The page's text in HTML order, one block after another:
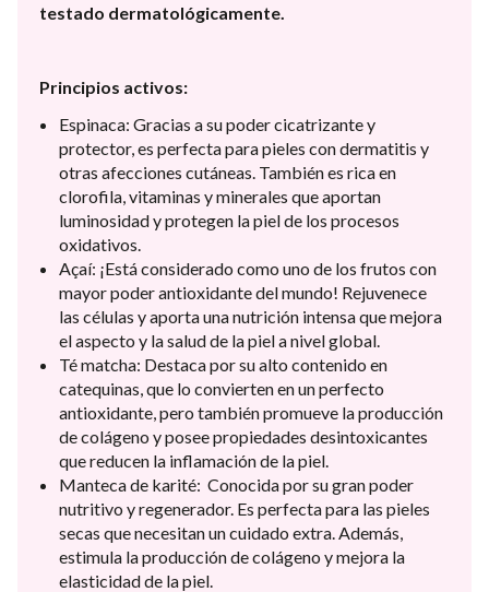
testado dermatológicamente.
Principios activos:
Espinaca: Gracias a su poder cicatrizante y
protector, es perfecta para pieles con dermatitis y
otras afecciones cutáneas. También es rica en
clorofila, vitaminas y minerales que aportan
luminosidad y protegen la piel de los procesos
oxidativos.
Açaí: ¡Está considerado como uno de los frutos con
mayor poder antioxidante del mundo! Rejuvenece
las células y aporta una nutrición intensa que mejora
el aspecto y la salud de la piel a nivel global.
Té matcha: Destaca por su alto contenido en
catequinas, que lo convierten en un perfecto
antioxidante, pero también promueve la producción
de colágeno y posee propiedades desintoxicantes
que reducen la inflamación de la piel.
Manteca de karité: Conocida por su gran poder
nutritivo y regenerador. Es perfecta para las pieles
secas que necesitan un cuidado extra. Además,
estimula la producción de colágeno y mejora la
elasticidad de la piel.